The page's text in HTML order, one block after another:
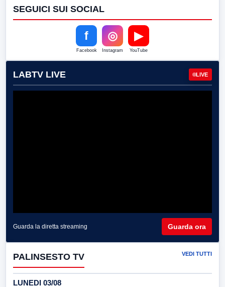
SEGUICI SUI SOCIAL
f
Facebook
◎
Instagram
▶
YouTube
LABTV LIVE LIVE
Guarda la diretta streaming Guarda ora
PALINSESTO TV VEDI TUTTI
LUNEDI 03/08